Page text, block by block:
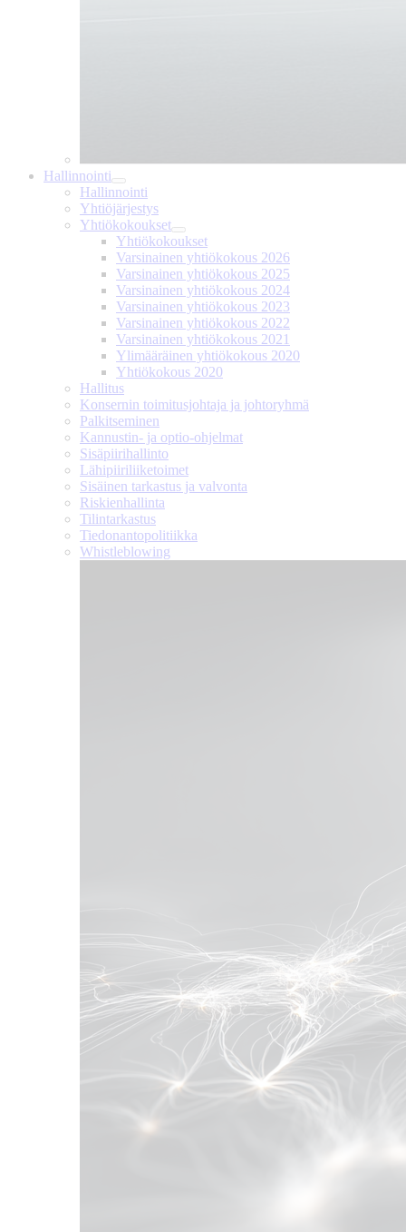
Hallinnointi
Hallinnointi
Yhtiöjärjestys
Yhtiökokoukset
Yhtiökokoukset
Varsinainen yhtiökokous 2026
Varsinainen yhtiökokous 2025
Varsinainen yhtiökokous 2024
Varsinainen yhtiökokous 2023
Varsinainen yhtiökokous 2022
Varsinainen yhtiökokous 2021
Ylimääräinen yhtiökokous 2020
Yhtiökokous 2020
Hallitus
Konsernin toimitusjohtaja ja johtoryhmä
Palkitseminen
Kannustin- ja optio-ohjelmat
Sisäpiirihallinto
Lähipiiri­liiketoimet
Sisäinen tarkastus ja valvonta
Riskienhallinta
Tilintarkastus
Tiedonanto­politiikka
Whistleblowing